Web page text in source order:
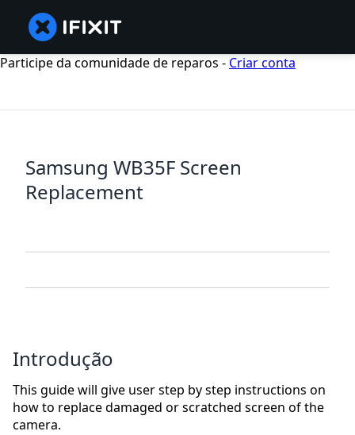
Participe da comunidade de reparos - Criar conta
Samsung WB35F Screen
Replacement
Introdução
This guide will give user step by step instructions on
how to replace damaged or scratched screen of the
camera.